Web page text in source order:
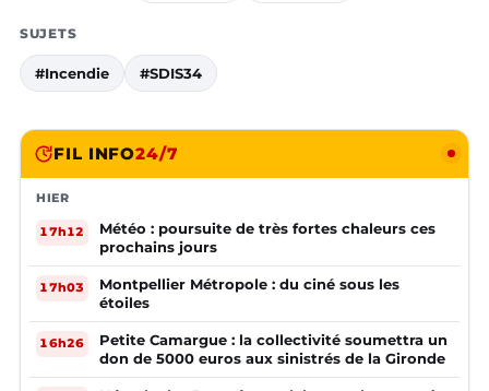
SUJETS
#Incendie #SDIS34
FIL INFO24/7
HIER
17h12
Météo : poursuite de très fortes chaleurs ces
prochains jours
17h03
Montpellier Métropole : du ciné sous les
étoiles
16h26
Petite Camargue : la collectivité soumettra un
don de 5000 euros aux sinistrés de la Gironde